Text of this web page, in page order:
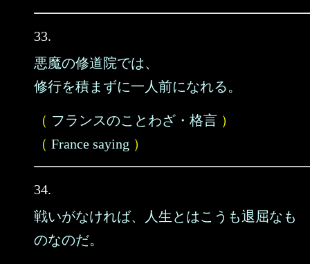
33.
悪魔の修道院では、
修行を積まずに一人前になれる。
（ フランスのことわざ・格言 ）
（ France saying ）
34.
戦いがなければ、人生とはこうも退屈なも
のなのだ。